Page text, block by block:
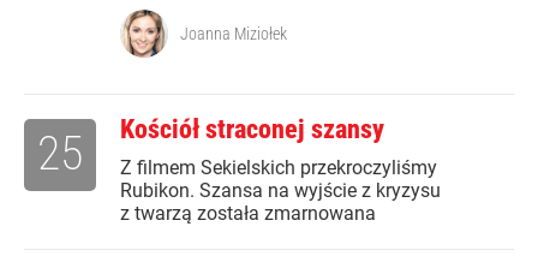
Joanna Miziołek
Kościół straconej szansy
Z filmem Sekielskich przekroczyliśmy
Rubikon. Szansa na wyjście z kryzysu
z twarzą została zmarnowana
25